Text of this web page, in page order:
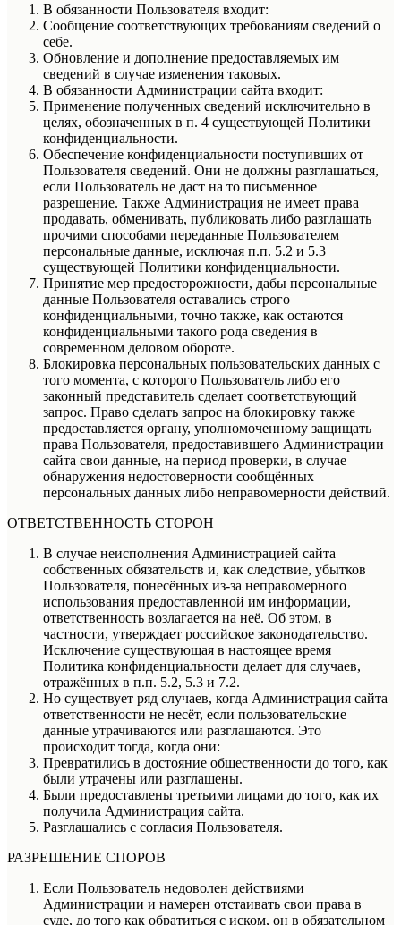
В обязанности Пользователя входит:
Сообщение соответствующих требованиям сведений о
себе.
Обновление и дополнение предоставляемых им
сведений в случае изменения таковых.
В обязанности Администрации сайта входит:
Применение полученных сведений исключительно в
целях, обозначенных в п. 4 существующей Политики
конфиденциальности.
Обеспечение конфиденциальности поступивших от
Пользователя сведений. Они не должны разглашаться,
если Пользователь не даст на то письменное
разрешение. Также Администрация не имеет права
продавать, обменивать, публиковать либо разглашать
прочими способами переданные Пользователем
персональные данные, исключая п.п. 5.2 и 5.3
существующей Политики конфиденциальности.
Принятие мер предосторожности, дабы персональные
данные Пользователя оставались строго
конфиденциальными, точно также, как остаются
конфиденциальными такого рода сведения в
современном деловом обороте.
Блокировка персональных пользовательских данных с
того момента, с которого Пользователь либо его
законный представитель сделает соответствующий
запрос. Право сделать запрос на блокировку также
предоставляется органу, уполномоченному защищать
права Пользователя, предоставившего Администрации
сайта свои данные, на период проверки, в случае
обнаружения недостоверности сообщённых
персональных данных либо неправомерности действий.
ОТВЕТСТВЕННОСТЬ СТОРОН
В случае неисполнения Администрацией сайта
собственных обязательств и, как следствие, убытков
Пользователя, понесённых из-за неправомерного
использования предоставленной им информации,
ответственность возлагается на неё. Об этом, в
частности, утверждает российское законодательство.
Исключение существующая в настоящее время
Политика конфиденциальности делает для случаев,
отражённых в п.п. 5.2, 5.3 и 7.2.
Но существует ряд случаев, когда Администрация сайта
ответственности не несёт, если пользовательские
данные утрачиваются или разглашаются. Это
происходит тогда, когда они:
Превратились в достояние общественности до того, как
были утрачены или разглашены.
Были предоставлены третьими лицами до того, как их
получила Администрация сайта.
Разглашались с согласия Пользователя.
РАЗРЕШЕНИЕ СПОРОВ
Если Пользователь недоволен действиями
Администрации и намерен отстаивать свои права в
суде, до того как обратиться с иском, он в обязательном